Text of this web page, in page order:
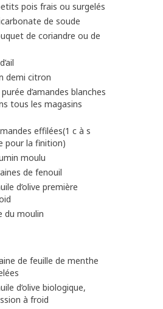
pois frais ou surgelés
de soude
de coriandre ou de
demi citron
d’amandes blanches
tous les magasins
effilées(1 c à s
pour la finition)
moulu
de fenouil
d’olive première
du moulin
de feuille de menthe
d’olive biologique,
à froid